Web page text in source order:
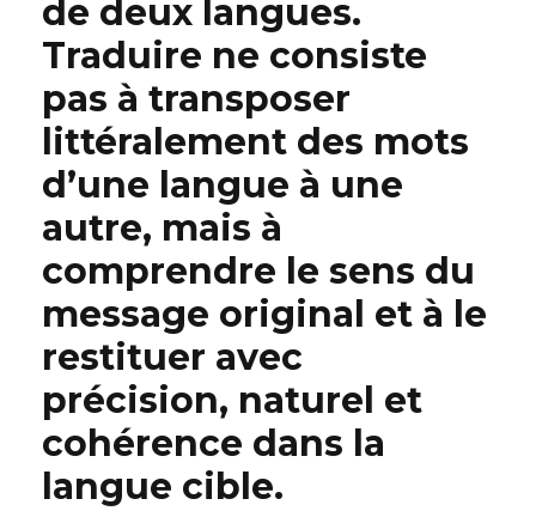
de deux langues.
Traduire ne consiste
pas à transposer
littéralement des mots
d’une langue à une
autre, mais à
comprendre le sens du
message original et à le
restituer avec
précision, naturel et
cohérence dans la
langue cible.